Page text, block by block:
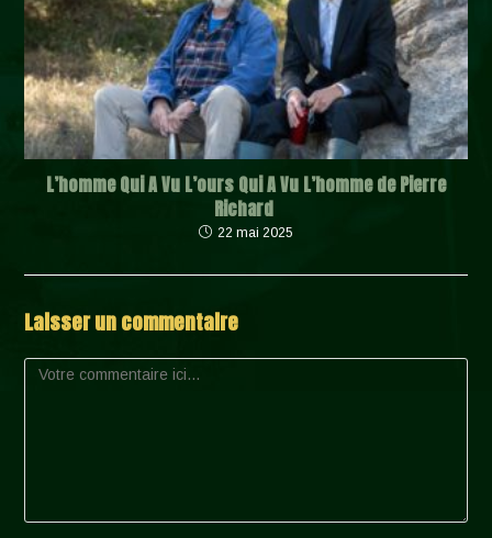
L’homme Qui A Vu L’ours Qui A Vu L’homme de Pierre
Richard
22 mai 2025
Laisser un commentaire
Comment